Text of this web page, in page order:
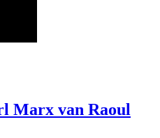
Marx van Raoul